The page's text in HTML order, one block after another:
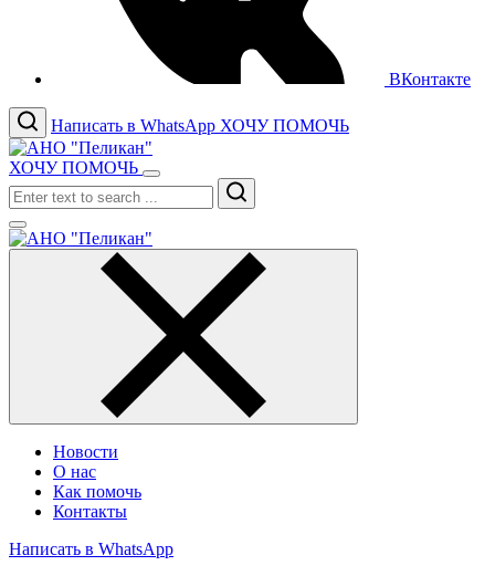
ВКонтакте
Написать в WhatsApp ХОЧУ ПОМОЧЬ
ХОЧУ ПОМОЧЬ
Search
Новости
О нас
Как помочь
Контакты
Написать в WhatsApp